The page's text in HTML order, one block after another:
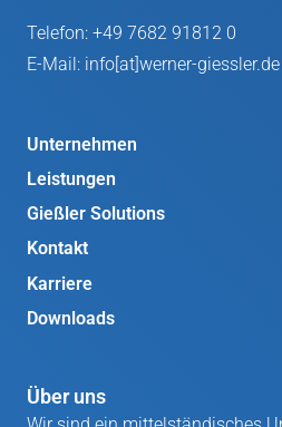
Telefon: +49 7682 91812 0
E-Mail: info[at]werner-giessler.de
Unternehmen
Leistungen
Gießler Solutions
Kontakt
Karriere
Downloads
Über uns